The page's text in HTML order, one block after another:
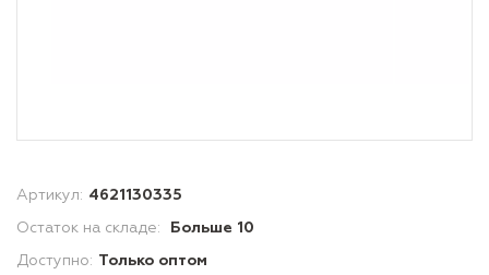
Артикул: 4621130335
Остаток на складе: Больше 10
Доступно: Только оптом